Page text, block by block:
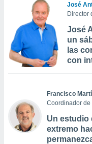
José
Director
José
un
las
con
Francisco
Coordinador de
Un estudio
extremo